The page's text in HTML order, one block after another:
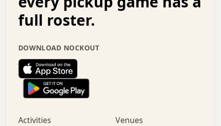
.   :   .   .   .   .   .   .   .   .   o   .   .
.   .   x   .   .   .   .   .   .   :   .   .   o
.   .   .   .   :   .   .   .   .   o   .   .   .
.   .   .   .   .   .   .   :   .   .   .   .   .
.   .   .   .   .   .   .   +   .   .   x   .   .
.   .   .   .   .   :   +   .   .   .   .   .   o
.   .   .   .   .   .   .   .   .   .   .   .   .
.   .   :   o   .   .   .   .   .   .   .   +   .
.   o   .   .   .   .   x   .   .   .   .   .   .
+   .   o   .   .   .   .   o   .   .   .   .
full roster.
DOWNLOAD NOCKOUT
Activities
Venues